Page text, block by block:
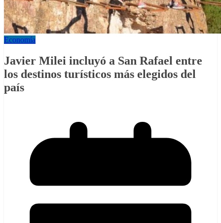
Economía
Javier Milei incluyó a San Rafael entre
los destinos turísticos más elegidos del
país